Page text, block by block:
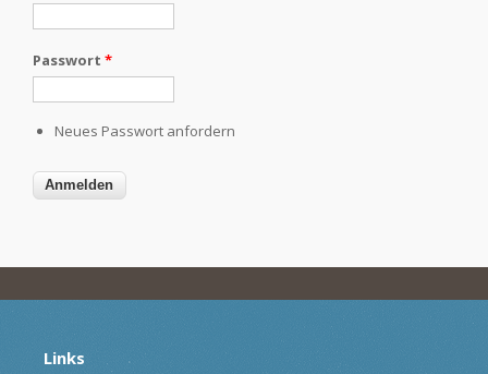
Passwort *
Neues Passwort anfordern
Links